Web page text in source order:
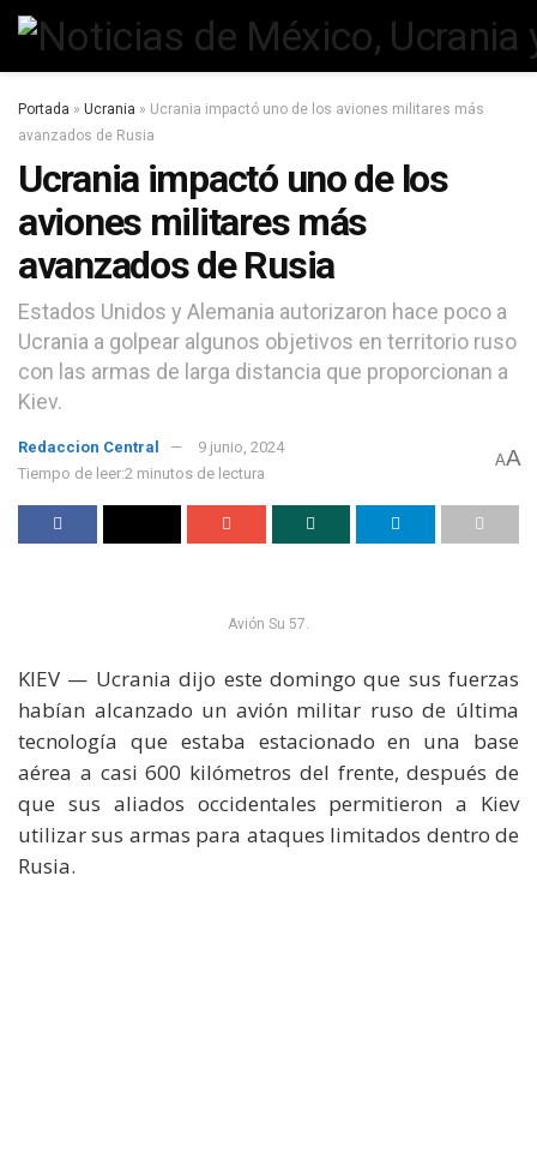
Portada » Ucrania » Ucrania impactó uno de los aviones militares más
avanzados de Rusia
Ucrania impactó uno de los
aviones militares más
avanzados de Rusia
Estados Unidos y Alemania autorizaron hace poco a
Ucrania a golpear algunos objetivos en territorio ruso
con las armas de larga distancia que proporcionan a
Kiev.
Redaccion Central
9 junio, 2024
Tiempo de leer:2 minutos de lectura
AA
Avión Su 57.
KIEV — Ucrania dijo este domingo que sus fuerzas
habían alcanzado un avión militar ruso de última
tecnología que estaba estacionado en una base
aérea a casi 600 kilómetros del frente, después de
que sus aliados occidentales permitieron a Kiev
utilizar sus armas para ataques limitados dentro de
Rusia.